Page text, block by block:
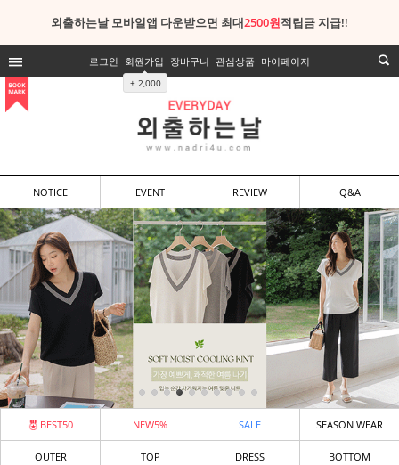
외출하는날 모바일앱 다운받으면 최대2500원적립금 지급!!
로그인 회원가입
+ 2,000
장바구니 관심상품 마이페이지
NOTICE EVENT REVIEW Q&A
BEST50 NEW5% SALE SEASON WEAR
OUTER TOP DRESS BOTTOM